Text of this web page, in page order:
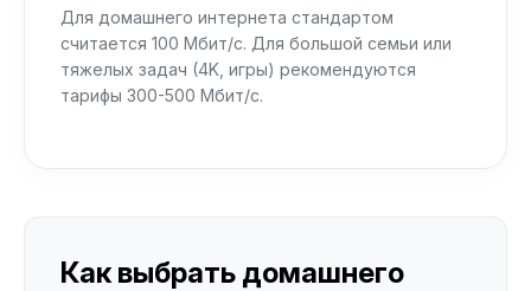
Для домашнего интернета стандартом
считается 100 Мбит/с. Для большой семьи или
тяжелых задач (4K, игры) рекомендуются
тарифы 300-500 Мбит/с.
Как выбрать домашнего